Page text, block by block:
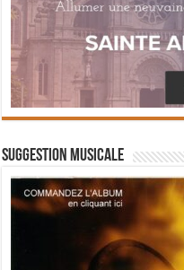
Suggestion musicale